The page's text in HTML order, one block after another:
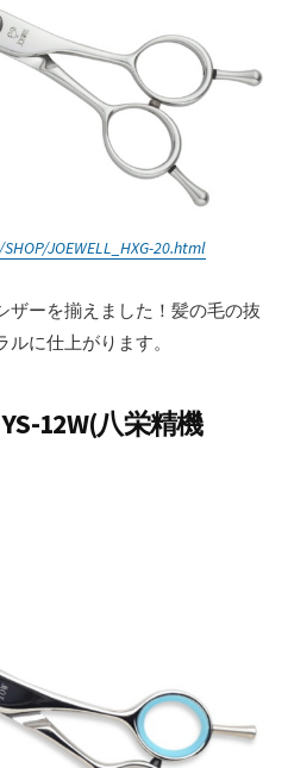
JOEWELL_HXG-20.html
ザーを揃えました！髪の毛の抜
に仕上がります。
12W(八栄精機